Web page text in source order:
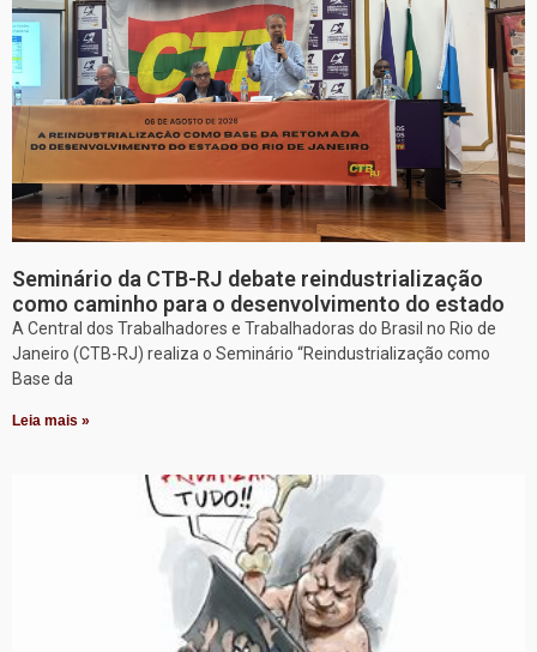
Seminário da CTB-RJ debate reindustrialização
como caminho para o desenvolvimento do estado
A Central dos Trabalhadores e Trabalhadoras do Brasil no Rio de
Janeiro (CTB-RJ) realiza o Seminário “Reindustrialização como
Base da
Leia mais »